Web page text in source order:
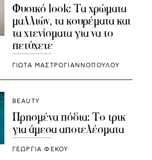
Φυσικό look: Τα χρώματα
μαλλιών, τα κουρέματα και
τα χτενίσματα για να το
πετύχετε
ΓΙΩΤΑ ΜΑΣΤΡΟΓΙΑΝΝΟΠΟΥΛΟΥ
BEAUTY
Πρησμένα πόδια: Το τρικ
για άμεσα αποτελέσματα
ΓΕΩΡΓΙΑ ΦΕΚΟΥ